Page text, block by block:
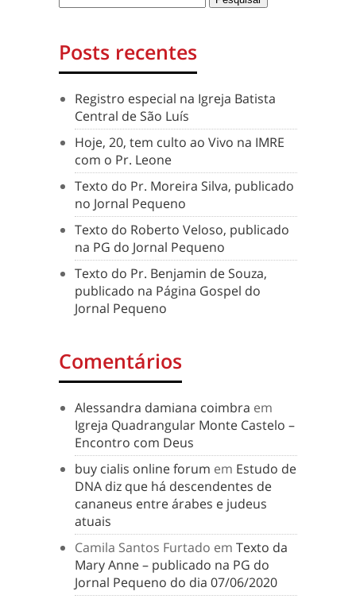
Posts recentes
Registro especial na Igreja Batista
Central de São Luís
Hoje, 20, tem culto ao Vivo na IMRE
com o Pr. Leone
Texto do Pr. Moreira Silva, publicado
no Jornal Pequeno
Texto do Roberto Veloso, publicado
na PG do Jornal Pequeno
Texto do Pr. Benjamin de Souza,
publicado na Página Gospel do
Jornal Pequeno
Comentários
Alessandra damiana coimbra em
Igreja Quadrangular Monte Castelo –
Encontro com Deus
buy cialis online forum em Estudo de
DNA diz que há descendentes de
cananeus entre árabes e judeus
atuais
Camila Santos Furtado em Texto da
Mary Anne – publicado na PG do
Jornal Pequeno do dia 07/06/2020